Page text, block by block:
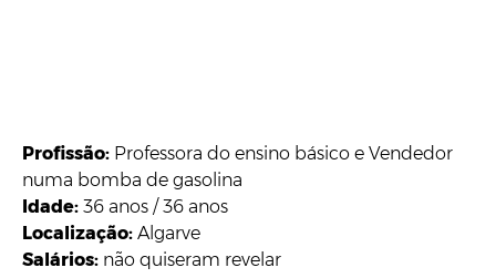
Profissão: Professora do ensino básico e Vendedor
numa bomba de gasolina
Idade: 36 anos / 36 anos
Localização: Algarve
Salários: não quiseram revelar